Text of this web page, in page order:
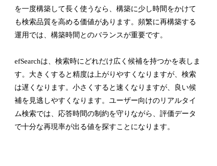
を一度構築して長く使うなら、構築に少し時間をかけて
も検索品質を高める価値があります。頻繁に再構築する
運用では、構築時間とのバランスが重要です。
efSearchは、検索時にどれだけ広く候補を持つかを表しま
す。大きくすると精度は上がりやすくなりますが、検索
は遅くなります。小さくすると速くなりますが、良い候
補を見逃しやすくなります。ユーザー向けのリアルタイ
ム検索では、応答時間の制約を守りながら、評価データ
で十分な再現率が出る値を探すことになります。